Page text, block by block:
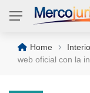
Home ›
web oficial con la